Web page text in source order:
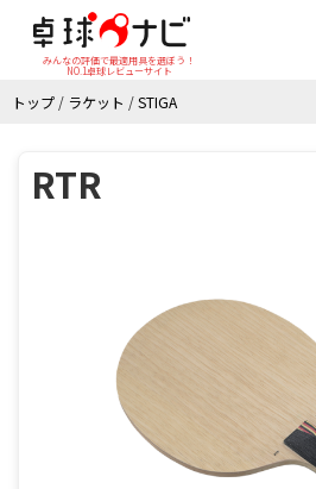
みんなの評価で最適用具を選ぼう！
NO.1卓球レビューサイト
トップ / ラケット /STIGA
RTR